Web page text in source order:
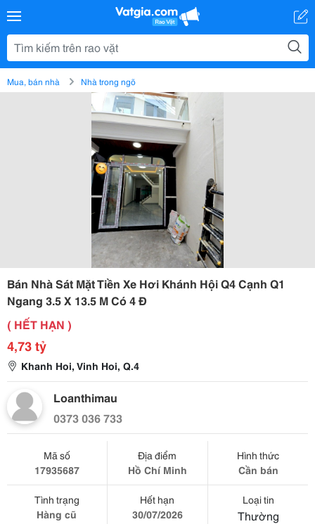
Mua, bán nhà Nhà trong ngõ
Bán Nhà Sát Mặt Tiền Xe Hơi Khánh Hội Q4 Cạnh Q1
Ngang 3.5 X 13.5 M Có 4 Đ
( HẾT HẠN )
4,73 tỷ
Khanh Hoi, Vinh Hoi, Q.4
Loanthimau
0373 036 733
Mã số
17935687
Địa điểm
Hồ Chí Minh
Hình thức
Cần bán
Tình trạng
Hàng cũ
Hết hạn
30/07/2026
Loại tin
Thường